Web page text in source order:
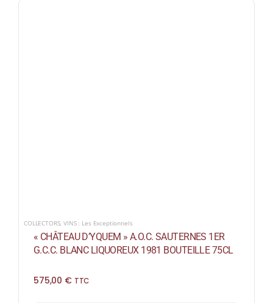
COLLECTORS,VINS : Les Exceptionnels
« CHÂTEAU D’YQUEM » A.O.C. SAUTERNES 1ER
G.C.C. BLANC LIQUOREUX 1981 BOUTEILLE 75CL
575,00 € TTC